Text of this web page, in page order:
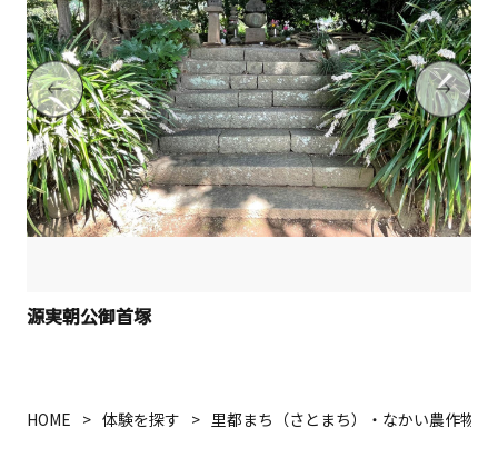
源実朝公御首塚
HOME 体験を探す 里都まち（さとまち）・なかい農作物